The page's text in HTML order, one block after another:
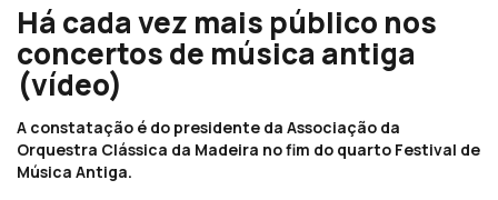
Há cada vez mais público nos
concertos de música antiga
(vídeo)
A constatação é do presidente da Associação da
Orquestra Clássica da Madeira no fim do quarto Festival de
Música Antiga.